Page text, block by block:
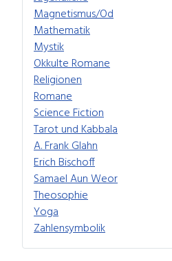
Magnetismus/Od
Mathematik
Mystik
Okkulte Romane
Religionen
Romane
Science Fiction
Tarot und Kabbala
A. Frank Glahn
Erich Bischoff
Samael Aun Weor
Theosophie
Yoga
Zahlensymbolik